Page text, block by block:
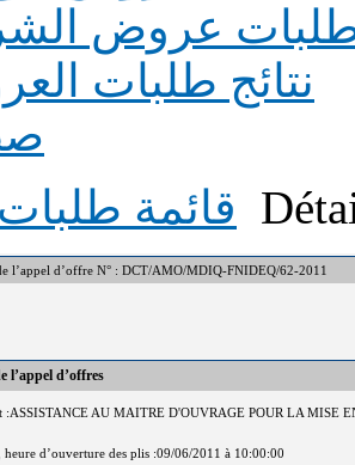
طلبات عروض
نتائج طلبات
قائمة
l’appel d’offre N° : DCT/AMO/MDIQ-FNIDEQ/62-2011
l’appel d’offres
:ASSISTANCE AU MAITRE D'OUVRAGE POUR LA MISE
heure d’ouverture des plis :09/06/2011 à 10:00:00